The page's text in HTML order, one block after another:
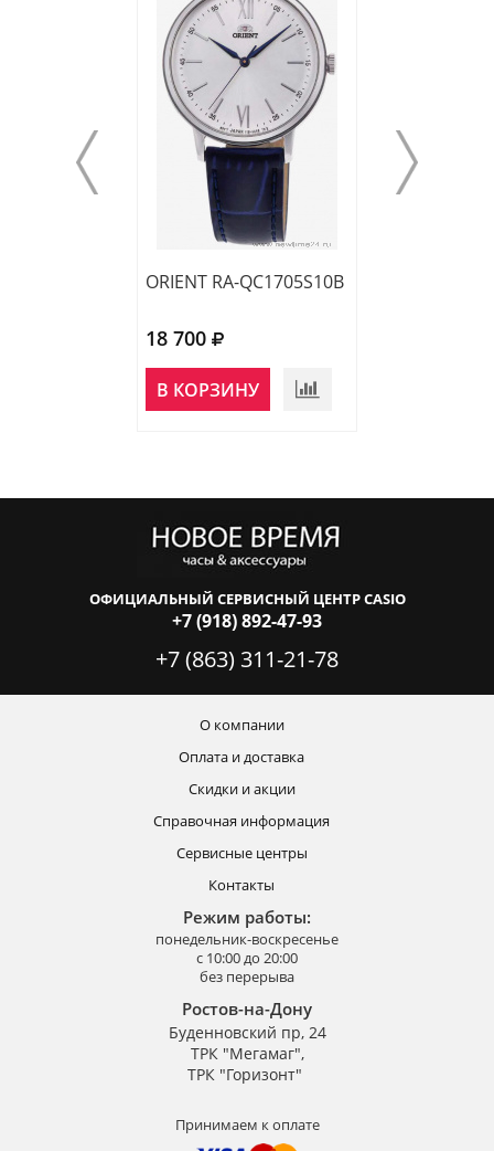
ORIENT RA-QC1705S10B
18 700
В КОРЗИНУ
ОФИЦИАЛЬНЫЙ СЕРВИСНЫЙ ЦЕНТР CASIO
+7 (918) 892-47-93
+7 (863) 311-21-78
О компании
Оплата и доставка
Скидки и акции
Справочная информация
Сервисные центры
Контакты
Режим работы:
понедельник-воскресенье
с 10:00 до 20:00
без перерыва
Ростов-на-Дону
Буденновский пр, 24
ТРК "Мегамаг",
ТРК "Горизонт"
Принимаем к оплате